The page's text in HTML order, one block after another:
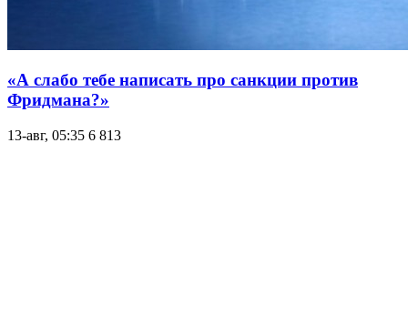
«А слабо тебе написать про санкции против
Фридмана?»
13-авг, 05:35 6 813